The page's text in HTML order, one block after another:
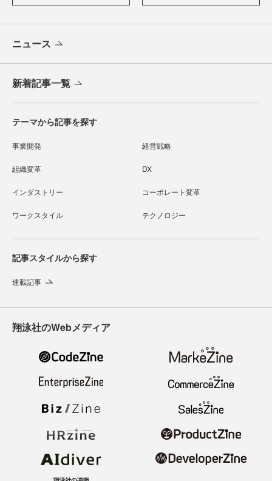
ニュース
新着記事一覧
テーマから記事を探す
事業開発 経営戦略
組織変革 DX
インダストリー コーポレート変革
ワークスタイル テクノロジー
記事スタイルから探す
連載記事
翔泳社のWebメディア